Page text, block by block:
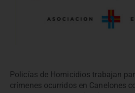
Policías de Homicidios trabajan
crímenes ocurridos en Canelones